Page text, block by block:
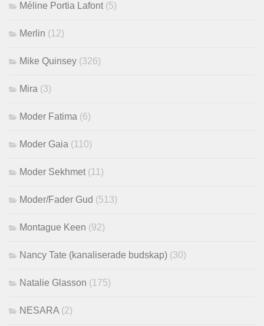
Méline Portia Lafont(5)
Merlin (12)
Mike Quinsey (326)
Mira (3)
Moder Fatima (6)
Moder Gaia (110)
Moder Sekhmet(11)
Moder/Fader Gud (513)
Montague Keen (92)
Nancy Tate (kanaliserade budskap) (30)
Natalie Glasson (175)
NESARA(2)